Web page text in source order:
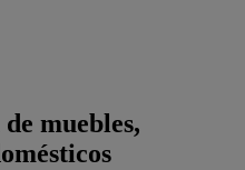
muebles,